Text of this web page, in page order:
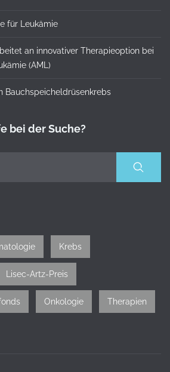
für Leukämie
an innovativer Therapieoption bei
(AML)
Bauchspeicheldrüsenkrebs
bei der Suche?
Krebs
Lisec-Artz-Preis
Onkologie Therapien